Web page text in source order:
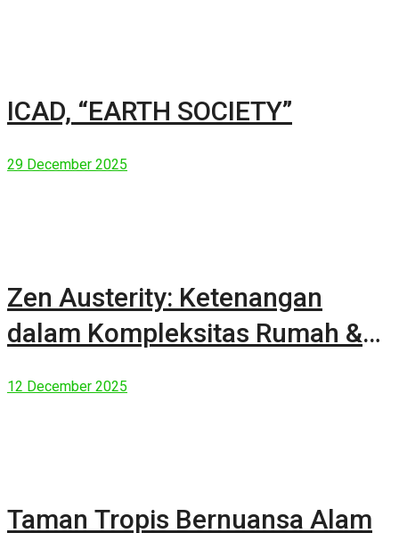
ICAD, “EARTH SOCIETY”
29 December 2025
Zen Austerity: Ketenangan
dalam Kompleksitas Rumah &
12 December 2025
Taman Tropis Bernuansa Alam